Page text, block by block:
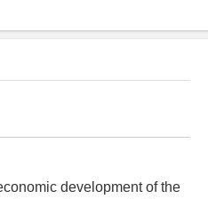
development of the